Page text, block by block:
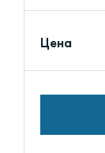
Цена